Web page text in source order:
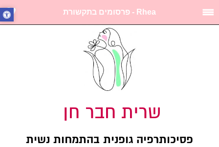
Rhea - פרסומים בתקשורת
שרית חבר חן
פסיכותרפיה גופנית בהתמחות נשית